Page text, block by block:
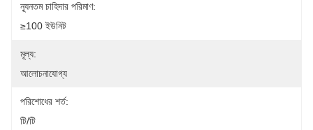
ন্যূনতম চাহিদার পরিমাণ:
≥100 ইউনিট
মূল্য:
আলোচনাযোগ্য
পরিশোধের শর্ত:
টি/টি